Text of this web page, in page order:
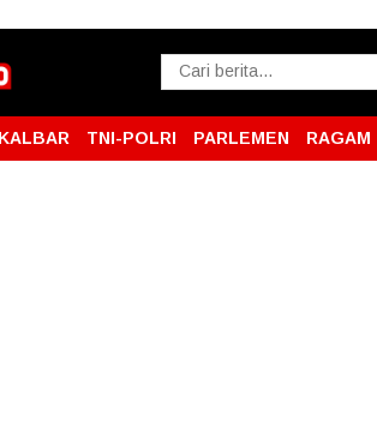
TNI-POLRI PARLEMEN RAGAM